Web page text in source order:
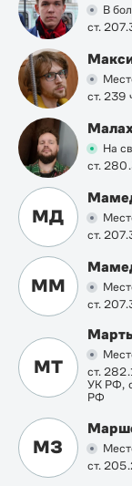
В
ст.
ст. 239
На
ст.
МД
ст.
ММ
ст.
МТ
ст.
УК РФ,
РФ
МЗ
ст.